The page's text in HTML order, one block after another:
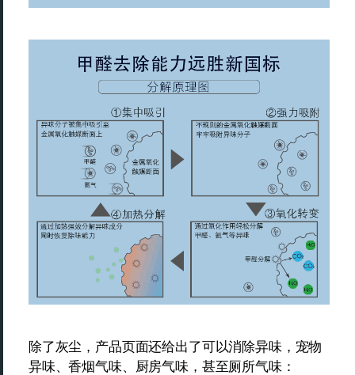
除了灰尘，产品页面还给出了可以消除异味，宠物
异味、香烟气味、厨房气味，甚至厕所气味：